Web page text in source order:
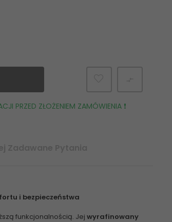
PRZED ZŁOŻENIEM ZAMÓWIENIA ❗️
i bezpieczeństwa
funkcjonalnością. Jej wyrafinowany